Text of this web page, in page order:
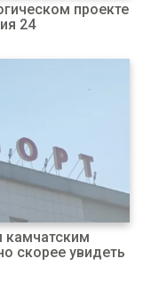
проекте
24
камчатским
скорее увидеть